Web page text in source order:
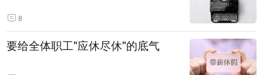
8
要给全体职工"应休尽休"的底气